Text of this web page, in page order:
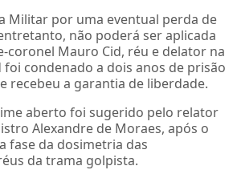
Militar por uma eventual perda de
não poderá ser aplicada
coronel Mauro Cid, réu e delator na
condenado a dois anos de prisão
recebeu a garantia de liberdade.
aberto foi sugerido pelo relator
Alexandre de Moraes, após o
fase da dosimetria das
da trama golpista.